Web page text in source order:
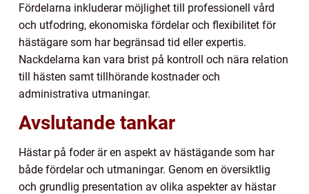
Fördelarna inkluderar möjlighet till professionell vård
och utfodring, ekonomiska fördelar och flexibilitet för
hästägare som har begränsad tid eller expertis.
Nackdelarna kan vara brist på kontroll och nära relation
till hästen samt tillhörande kostnader och
administrativa utmaningar.
Avslutande tankar
Hästar på foder är en aspekt av hästägande som har
både fördelar och utmaningar. Genom en översiktlig
och grundlig presentation av olika aspekter av hästar